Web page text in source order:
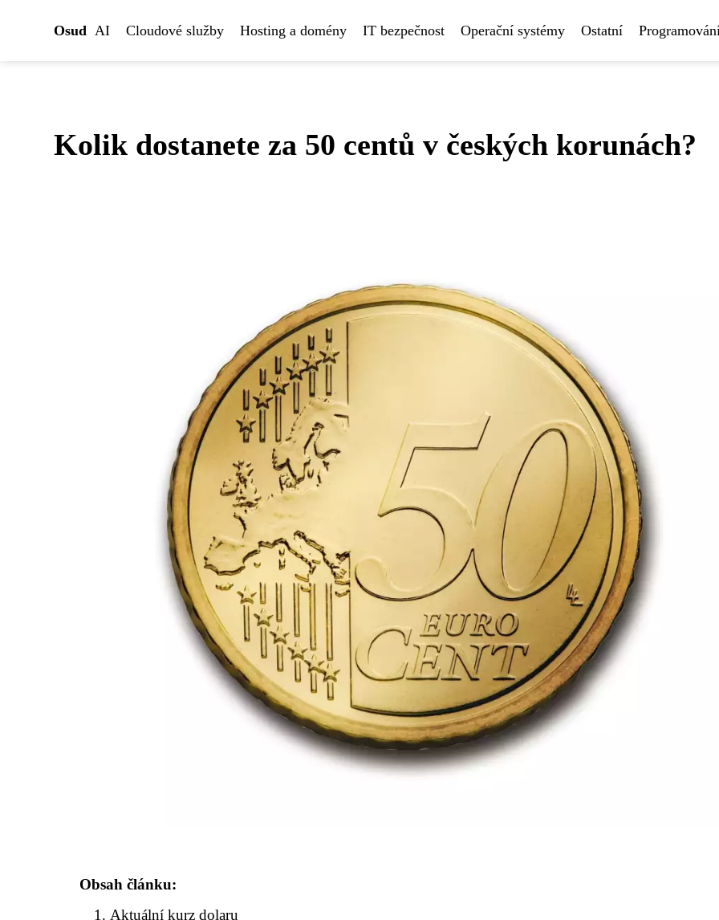
Osud AI Cloudové služby Hosting a domény IT bezpečnost Operační systémy Ostatní
Kolik dostanete za 50 centů v českých korunách?
Obsah článku:
Aktuální kurz dolaru